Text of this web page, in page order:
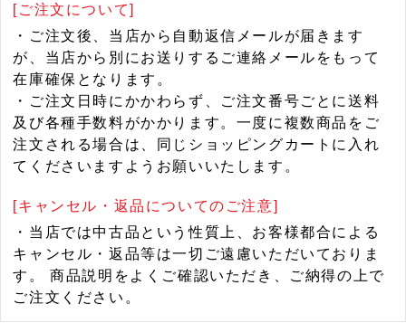
[ご注文について]
・ご注文後、当店から自動返信メールが届きます
が、当店から別にお送りするご連絡メールをもって
在庫確保となります。
・ご注文日時にかかわらず、ご注文番号ごとに送料
及び各種手数料がかかります。一度に複数商品をご
注文される場合は、同じショッピングカートに入れ
てくださいますようお願いいたします。
[キャンセル・返品についてのご注意]
・当店では中古品という性質上、お客様都合による
キャンセル・返品等は一切ご遠慮いただいておりま
す。 商品説明をよくご確認いただき、ご納得の上で
ご注文ください。